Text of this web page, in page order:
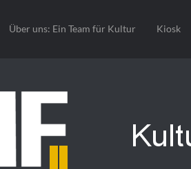
Über uns: Ein Team für Kultur Kiosk